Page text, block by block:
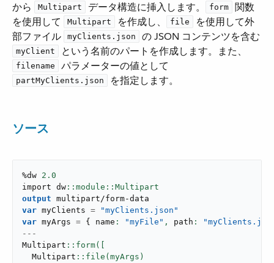
から ​
Multipart ​ データ構造に挿入します。​ form
​ 関数
を使用して ​
Multipart ​ を作成し、​ file
​ を使用して外
部ファイル ​
myClients.json
​ の JSON コンテンツを含む
myClient ​ という名前のパートを作成します。また、​
filename ​ パラメーターの値として ​
partMyClients.json ​ を指定します。
ソース
%dw 2.0
import dw
output multipart/form-data
var myClients =
"myClients.json"
var myArgs = { name : "myFile" , path :
---
Multipart
  Multipart